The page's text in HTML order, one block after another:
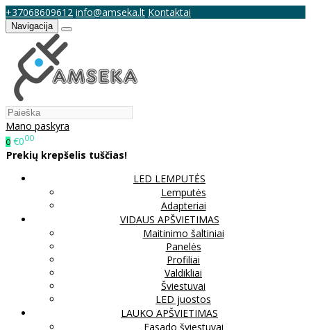
+37068609612 info@amseka.lt Kontaktai
Navigacija
Mano paskyra
0 €000
Prekių krepšelis tuščias!
LED LEMPUTĖS
Lemputės
Adapteriai
VIDAUS APŠVIETIMAS
Maitinimo šaltiniai
Panelės
Profiliai
Valdikliai
Šviestuvai
LED juostos
LAUKO APŠVIETIMAS
Fasado šviestuvai